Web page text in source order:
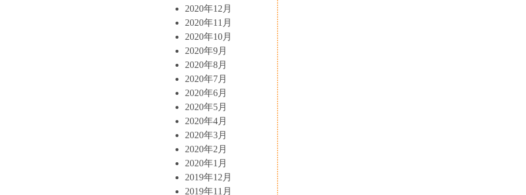
2020年12月
2020年11月
2020年10月
2020年9月
2020年8月
2020年7月
2020年6月
2020年5月
2020年4月
2020年3月
2020年2月
2020年1月
2019年12月
2019年11月